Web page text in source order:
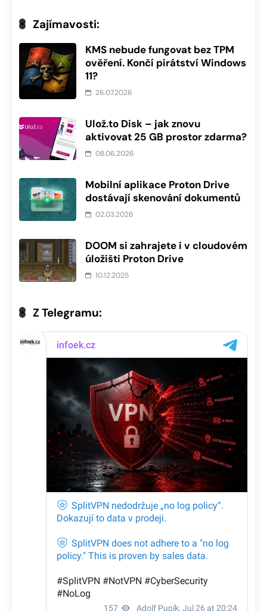
Zajímavosti:
KMS nebude fungovat bez TPM
ověření. Končí pirátství Windows
11?
26.07.2026
Ulož.to Disk – jak znovu
aktivovat 25 GB prostor zdarma?
08.06.2026
Mobilní aplikace Proton Drive
dostávají skenování dokumentů
02.03.2026
DOOM si zahrajete i v cloudovém
úložišti Proton Drive
10.12.2025
Z Telegramu: